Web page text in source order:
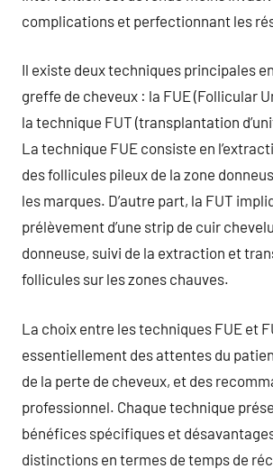
complications et perfectionnant les
Il existe deux techniques principales
greffe de cheveux : la FUE (Follicular
la technique FUT (transplantation
La technique FUE consiste en
des follicules pileux de la zone
les marques. D’autre part, la FUT
prélèvement d’une strip de cuir
donneuse, suivi de la extraction et
follicules sur les zones chauves.
La choix entre les techniques FUE et
essentiellement des attentes du
de la perte de cheveux, et des
professionnel. Chaque technique
bénéfices spécifiques et
distinctions en termes de temps de